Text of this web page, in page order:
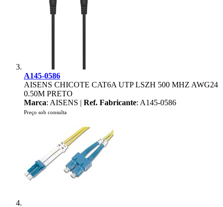
A145-0586
AISENS CHICOTE CAT6A UTP LSZH 500 MHZ AWG24
0.50M PRETO
Marca: AISENS | Ref. Fabricante: A145-0586
Preço sob consulta